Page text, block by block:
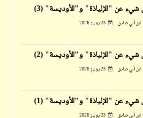
والشباب
| الجنِّيان الصغيران
شيء عن "الإلياذة" و"الأوديسة" (3)
ابن أبي صادق 23 يوليو 2026
شيء عن "الإلياذة" و"الأوديسة" (2)
ابن أبي صادق 23 يوليو 2026
شيء عن "الإلياذة" و"الأوديسة" (1)
ابن أبي صادق 23 يوليو 2026